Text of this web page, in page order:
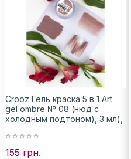
Crooz Гель краска 5 в 1 Art
gel ombre № 08 (нюд с
холодным подтоном), 3 мл),
155 грн.